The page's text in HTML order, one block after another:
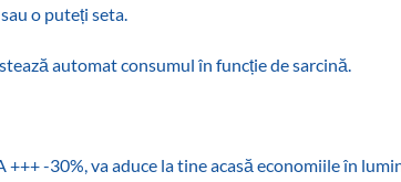
o puteți seta.
automat consumul în funcție de sarcină.
-30%, va aduce la tine acasă economiile în